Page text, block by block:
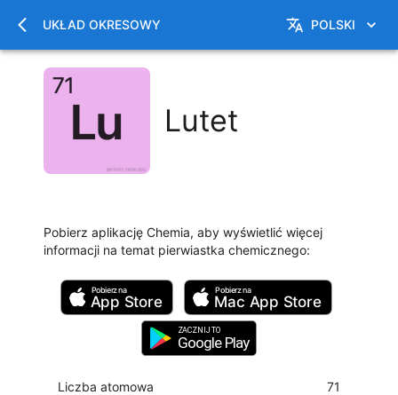
UKŁAD OKRESOWY POLSKI
Lutet
Pobierz aplikację Chemia, aby wyświetlić więcej
informacji na temat pierwiastka chemicznego:
Pobierz na
App Store
Pobierz na
Mac App Store
ZACZNIJ TO
Google Play
Liczba atomowa 71